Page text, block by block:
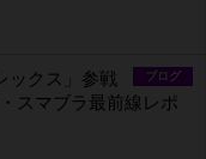
ブログ
ックス」参戦
スマブラ最前線レポ